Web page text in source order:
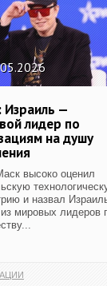
Израиль —
лидер по
на душу
высоко оценил
и назвал
мировых лидеров